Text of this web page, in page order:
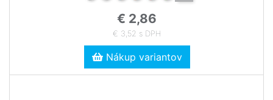
€ 2,86
€ 3,52 s DPH
Nákup variantov